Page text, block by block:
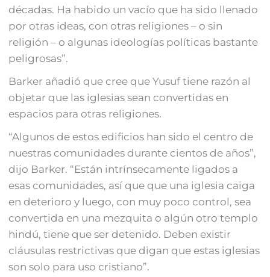
décadas. Ha habido un vacío que ha sido llenado
por otras ideas, con otras religiones – o sin
religión – o algunas ideologías políticas bastante
peligrosas”.
Barker añadió que cree que Yusuf tiene razón al
objetar que las iglesias sean convertidas en
espacios para otras religiones.
“Algunos de estos edificios han sido el centro de
nuestras comunidades durante cientos de años”,
dijo Barker. “Están intrínsecamente ligados a
esas comunidades, así que que una iglesia caiga
en deterioro y luego, con muy poco control, sea
convertida en una mezquita o algún otro templo
hindú, tiene que ser detenido. Deben existir
cláusulas restrictivas que digan que estas iglesias
son solo para uso cristiano”.